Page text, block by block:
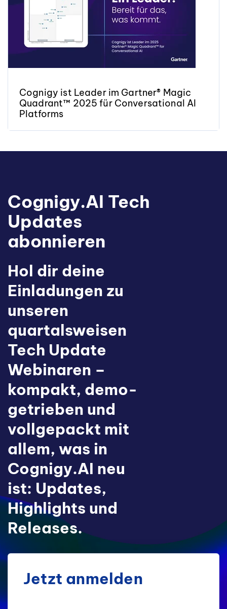
Cognigy ist Leader im Gartner® Magic
Quadrant™ 2025 für Conversational AI
Platforms
Cognigy.AI Tech
Updates
abonnieren
Hol dir deine
Einladungen zu
unseren
quartalsweisen
Tech Update
Webinaren –
kompakt, demo-
getrieben und
vollgepackt mit
allem, was in
Cognigy.AI neu
ist: Updates,
Highlights und
Releases.
Jetzt anmelden